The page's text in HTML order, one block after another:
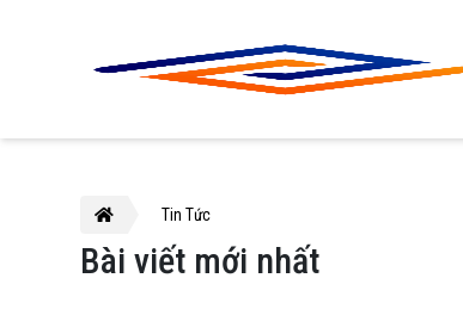
Tin Tức
Bài viết mới nhất